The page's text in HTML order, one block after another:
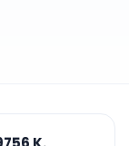
takibi